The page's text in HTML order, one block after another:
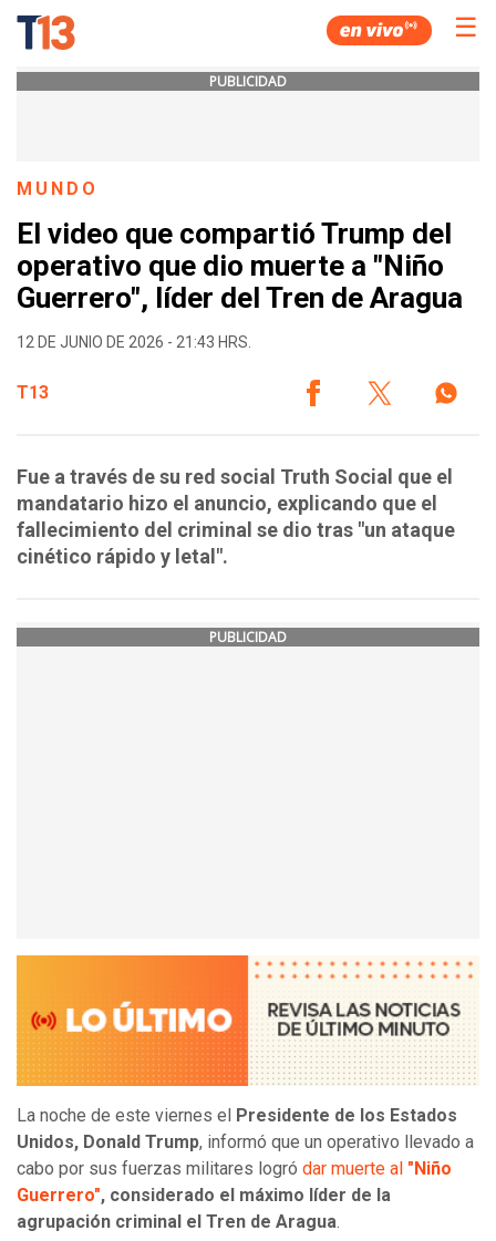
☰
PUBLICIDAD
MUNDO
El video que compartió Trump del
operativo que dio muerte a "Niño
Guerrero", líder del Tren de Aragua
12 DE JUNIO DE 2026 - 21:43 HRS.
T13
Fue a través de su red social Truth Social que el
mandatario hizo el anuncio, explicando que el
fallecimiento del criminal se dio tras "un ataque
cinético rápido y letal".
PUBLICIDAD
La noche de este viernes el Presidente de los Estados
Unidos, Donald Trump, informó que un operativo llevado a
cabo por sus fuerzas militares logró dar muerte al "Niño
Guerrero", considerado el máximo líder de la
agrupación criminal el Tren de Aragua.